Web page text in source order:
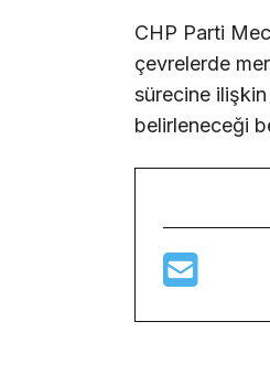
CHP Parti
çevrelerde
sürecine ilişkin
belirleneceği